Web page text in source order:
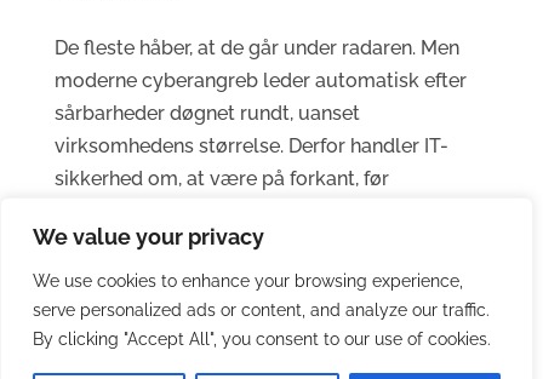
We value your privacy
We use cookies to enhance your browsing experience,
serve personalized ads or content, and analyze our traffic.
By clicking "Accept All", you consent to our use of cookies.
De fleste håber, at de går under radaren. Men
moderne cyberangreb leder automatisk efter
sårbarheder døgnet rundt, uanset
virksomhedens størrelse. Derfor handler IT-
sikkerhed om, at være på forkant, før
største risici ofte...